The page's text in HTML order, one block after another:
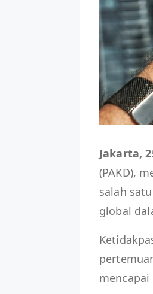
Jakarta,
(PAKD),
salah
global
mencapai